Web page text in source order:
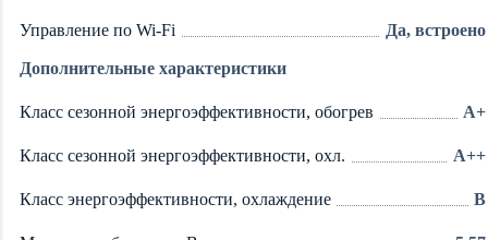
Управление по Wi-Fi Да, встроено
Дополнительные характеристики
Класс сезонной энергоэффективности, обогрев A+
Класс сезонной энергоэффективности, охл. A++
Класс энергоэффективности, охлаждение B